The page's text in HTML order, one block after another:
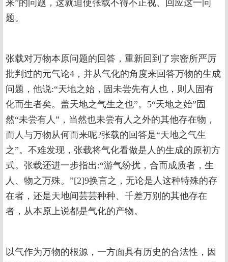
来”的问题，这就迫使张载不得不正视、回应这一问
题。
张载对万物本原问题的回答，重新回到了宗密所严厉
批判过的元气论4，并从气化的角度来回答万物的生成
问题，他说:“天地之始，固未尝先有人也，则人固有
化而生者矣。盖天地之气生之也”。5“天地之始”固
然“未尝有人”，当然也未尝有人之外的其他存在物，
而人与万物从何而来呢?张载的回答是“天地之气生
之”。不难发现，张载将气化看做是人的生成的原初方
式。张载还进一步指出:“游气纷扰，合而成质者，生
人、物之万殊。”[2]9换言之，无论是人这种特殊的存
在者，还是天地间芸芸种种、千差万别的其他存在
者，从本原上说都是气化的产物。
以气作为万物的根源，一方面具有历史的合法性，因